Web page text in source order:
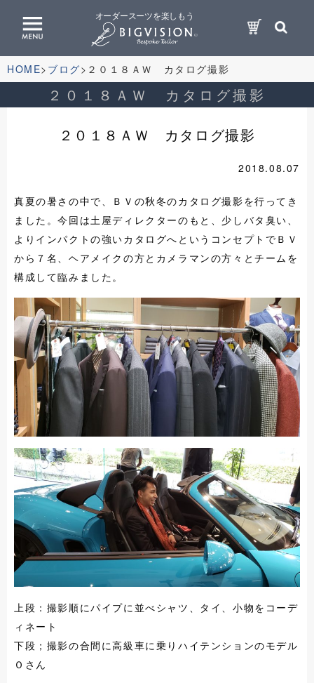
オーダースーツを楽しもう
HOME ブログ ２０１８ＡＷ カタログ撮影
２０１８ＡＷ カタログ撮影
２０１８ＡＷ カタログ撮影
2018.08.07
真夏の暑さの中で、ＢＶの秋冬のカタログ撮影を行ってき
ました。今回は土屋ディレクターのもと、少しバタ臭い、
よりインパクトの強いカタログへというコンセプトでＢＶ
から７名、ヘアメイクの方とカメラマンの方々とチームを
構成して臨みました。
上段：撮影順にパイプに並べシャツ、タイ、小物をコーデ
ィネート
下段；撮影の合間に高級車に乗りハイテンションのモデル
Ｏさん